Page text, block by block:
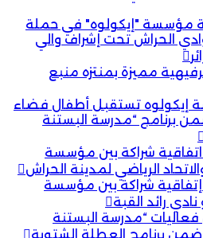
مؤسسة "إيكولوه" في حملة
الحراش تحت إشراف والي
مميزة بمنتزه منبع
إيكولوه تستقبل أطفال فضاء
برنامج “مدرسة البستنة
شراكة بين مؤسسة
الرياضي لمدينة الحراش
شراكة بين مؤسسة
نادي رائد القبة
فعاليات “مدرسة البستنة
ضمن برنامج العطلة الشتوية